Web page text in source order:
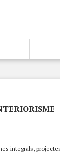
integrals,